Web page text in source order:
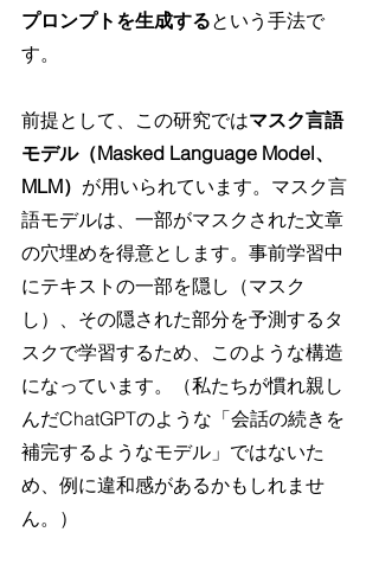
プロンプトを生成するという手法で
す。
前提として、この研究ではマスク言語
モデル（Masked Language Model、
MLM） が用いられています。マスク言
語モデルは、一部がマスクされた文章
の穴埋めを得意とします。事前学習中
にテキストの一部を隠し（マスク
し）、その隠された部分を予測するタ
スクで学習するため、このような構造
になっています。（私たちが慣れ親し
んだChatGPTのような「会話の続きを
補完するようなモデル」ではないた
め、例に違和感があるかもしれませ
ん。）